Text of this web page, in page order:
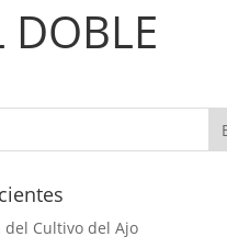
DOBLE
del Cultivo del Ajo